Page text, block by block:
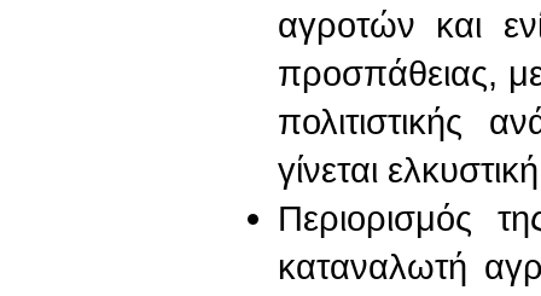
αγροτών και
προσπάθειας,
πολιτιστικής
γίνεται
Περιορισμός
καταναλωτή